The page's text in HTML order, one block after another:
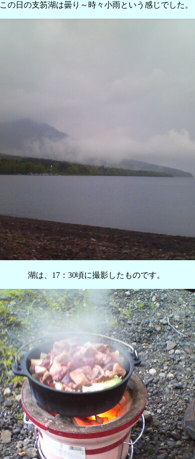
この日の支笏湖は曇り～時々小雨という感じでした。
湖は、17：30頃に撮影したものです。